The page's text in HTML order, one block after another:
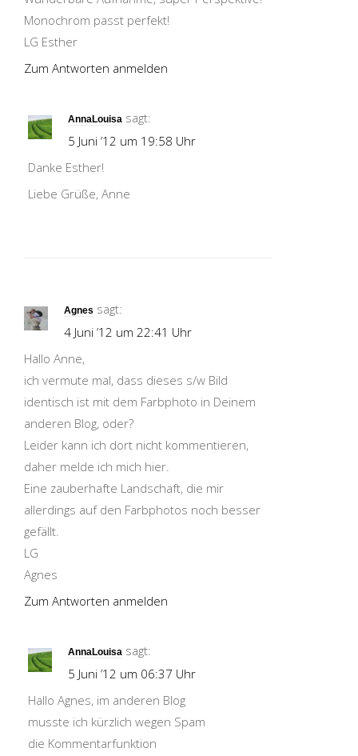
Monochrom passt perfekt!
LG Esther
Zum Antworten anmelden
AnnaLouisa sagt:
5 Juni ’12 um 19:58 Uhr
Danke Esther!
Liebe Grüße, Anne
Agnes sagt:
4 Juni ’12 um 22:41 Uhr
Hallo Anne,
ich vermute mal, dass dieses s/w Bild
identisch ist mit dem Farbphoto in Deinem
anderen Blog, oder?
Leider kann ich dort nicht kommentieren,
daher melde ich mich hier.
Eine zauberhafte Landschaft, die mir
allerdings auf den Farbphotos noch besser
gefällt.
LG
Agnes
Zum Antworten anmelden
AnnaLouisa sagt:
5 Juni ’12 um 06:37 Uhr
Hallo Agnes, im anderen Blog
musste ich kürzlich wegen Spam
die Kommentarfunktion